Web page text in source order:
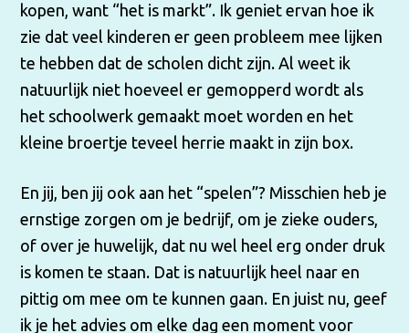
kopen, want “het is markt”. Ik geniet ervan hoe ik
zie dat veel kinderen er geen probleem mee lijken
te hebben dat de scholen dicht zijn. Al weet ik
natuurlijk niet hoeveel er gemopperd wordt als
het schoolwerk gemaakt moet worden en het
kleine broertje teveel herrie maakt in zijn box.
En jij, ben jij ook aan het “spelen”? Misschien heb je
ernstige zorgen om je bedrijf, om je zieke ouders,
of over je huwelijk, dat nu wel heel erg onder druk
is komen te staan. Dat is natuurlijk heel naar en
pittig om mee om te kunnen gaan. En juist nu, geef
ik je het advies om elke dag een moment voor